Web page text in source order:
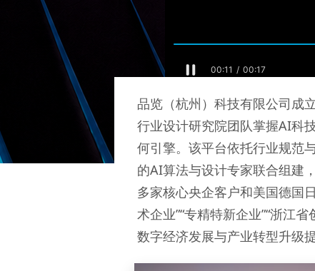
品览（杭州）科技有限公司成
行业设计研究院团队掌握AI科
何引擎。该平台依托行业规范
的AI算法与设计专家联合组建
多家核心央企客户和美国德国
术企业”“专精特新企业”“浙江
数字经济发展与产业转型升级